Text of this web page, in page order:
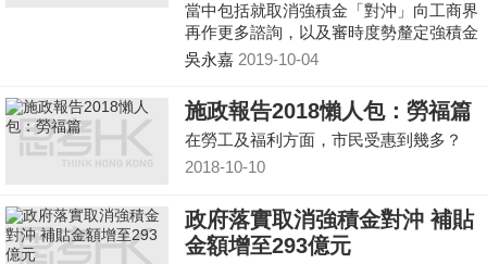
當中包括就取消強積金「對沖」向工商界
再作更多諮詢，以及審時度勢釐定強積金
供款上限。
吳永嘉 2019-10-04
施政報告2018懶人包：勞福篇
在勞工及福利方面，市民受惠到幾多？
2018-10-10
政府落實取消強積金對沖 補貼
金額增至293億元